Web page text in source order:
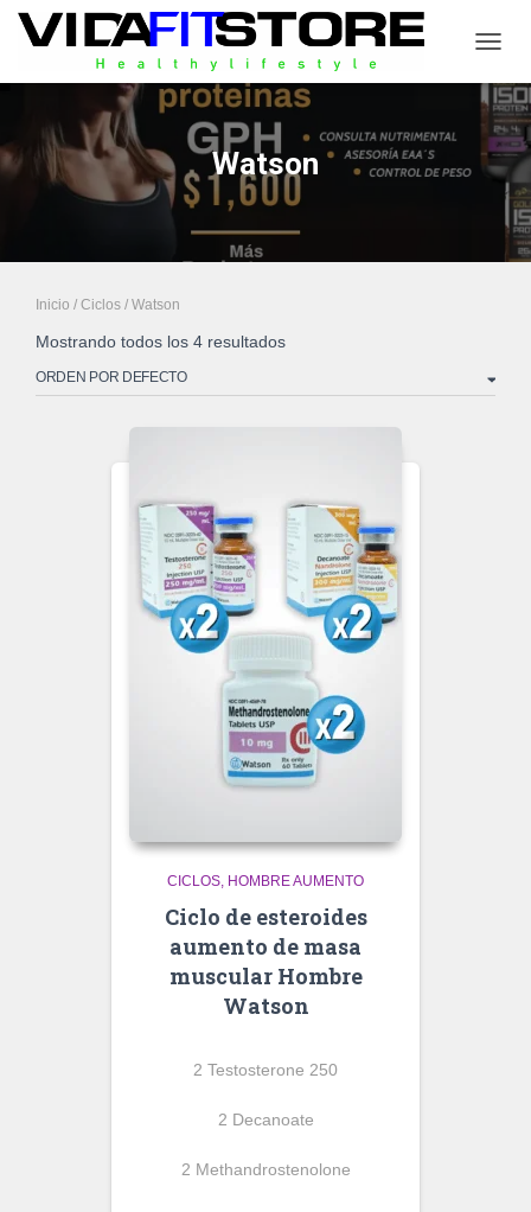
Watson
Inicio / Ciclos / Watson
Mostrando todos los 4 resultados
CICLOS HOMBRE AUMENTO
Ciclo de esteroides
aumento de masa
muscular Hombre
Watson
2 Testosterone 250
2 Decanoate
2 Methandrostenolone